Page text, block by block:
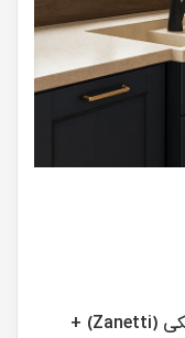
شیر ظرفشویی زانتی D-94 شاوری مشکی (Zanetti) +